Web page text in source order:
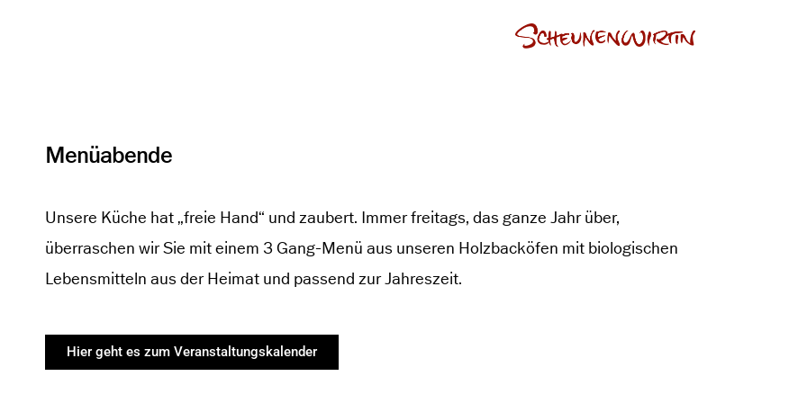
Menüabende
Unsere Küche hat „freie Hand“ und zaubert. Immer freitags, das ganze Jahr über,
überraschen wir Sie mit einem 3 Gang-Menü aus unseren Holzbacköfen mit biologischen
Lebensmitteln aus der Heimat und passend zur Jahreszeit.
Hier geht es zum Veranstaltungskalender